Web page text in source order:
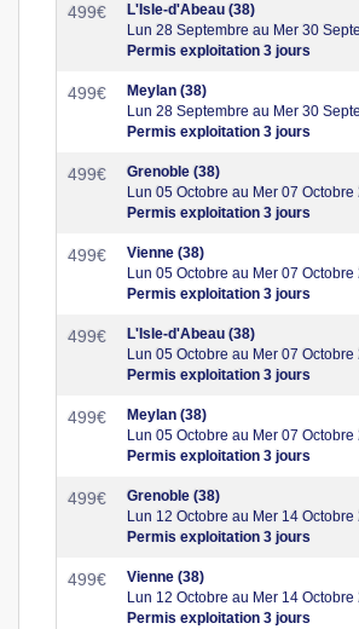
499€
L'Isle-d'Abeau (38)
Lun 28 Septembre au Mer 30
Permis exploitation 3 jours
499€
Meylan (38)
Lun 28 Septembre au Mer 30
Permis exploitation 3 jours
499€
Grenoble (38)
Lun 05 Octobre au Mer 07 Octobre
Permis exploitation 3 jours
499€
Vienne (38)
Lun 05 Octobre au Mer 07 Octobre
Permis exploitation 3 jours
499€
L'Isle-d'Abeau (38)
Lun 05 Octobre au Mer 07 Octobre
Permis exploitation 3 jours
499€
Meylan (38)
Lun 05 Octobre au Mer 07 Octobre
Permis exploitation 3 jours
499€
Grenoble (38)
Lun 12 Octobre au Mer 14 Octobre
Permis exploitation 3 jours
499€
Vienne (38)
Lun 12 Octobre au Mer 14 Octobre
Permis exploitation 3 jours